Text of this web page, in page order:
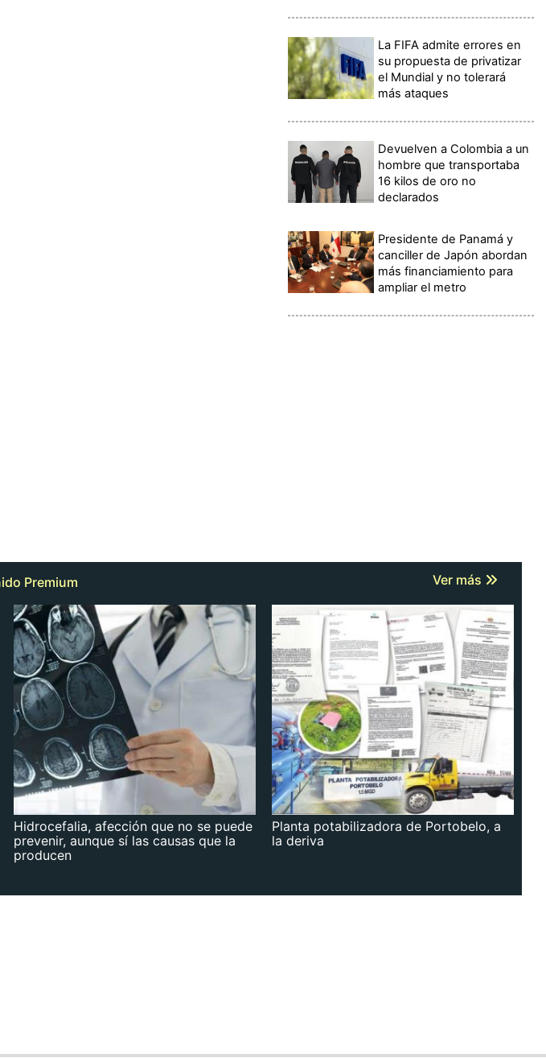
La FIFA admite errores en
su propuesta de privatizar
el Mundial y no tolerará
más ataques
Devuelven a Colombia a un
hombre que transportaba
16 kilos de oro no
declarados
Presidente de Panamá y
canciller de Japón abordan
más financiamiento para
ampliar el metro
Premium Ver más
Hidrocefalia, afección que no se puede
prevenir, aunque sí las causas que la
producen
Planta potabilizadora de Portobelo, a
la deriva